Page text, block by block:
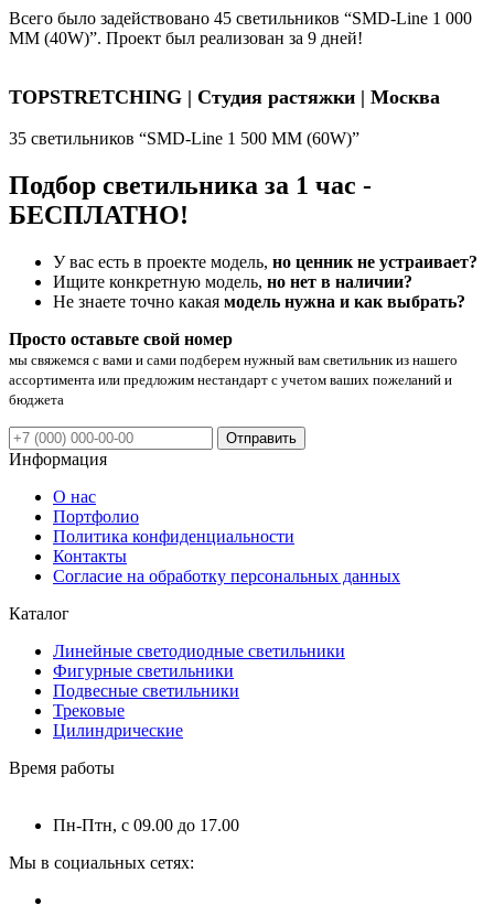
Всего было задействовано 45 светильников “SMD-Line 1 000
ММ (40W)”. Проект был реализован за 9 дней!
TOPSTRETCHING | Студия растяжки | Москва
35 светильников “SMD-Line 1 500 ММ (60W)”
Подбор светильника за 1 час -
БЕСПЛАТНО!
У вас есть в проекте модель, но ценник не устраивает?
Ищите конкретную модель, но нет в наличии?
Не знаете точно какая модель нужна и как выбрать?
Просто оставьте свой номер
мы свяжемся с вами и сами подберем нужный вам светильник из нашего
ассортимента или предложим нестандарт с учетом ваших пожеланий и
бюджета
Отправить
Информация
О нас
Портфолио
Политика конфиденциальности
Контакты
Согласие на обработку персональных данных
Каталог
Линейные светодиодные светильники
Фигурные светильники
Подвесные светильники
Трековые
Цилиндрические
Время работы
Пн-Птн, с 09.00 до 17.00
Мы в социальных сетях: